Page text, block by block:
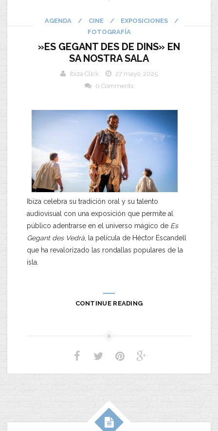
AGENDA / CINE / EXPOSICIONES
/
FOTOGRAFÍA
»ES GEGANT DES DE DINS» EN
SA NOSTRA SALA
Ibiza Click
27 mayo, 2025
0 Comments
Ibiza celebra su tradición oral y su talento
audiovisual con una exposición que permite al
público adentrarse en el universo mágico de Es
Gegant des Vedrà , la película de Héctor Escandell
que ha revalorizado las rondallas populares de la
isla.
CONTINUE READING